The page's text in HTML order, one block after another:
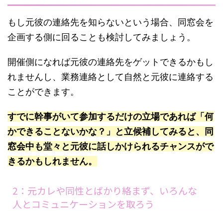
もし元彼の連絡先を知らないという場合、同窓会を
企画する側に回ることも検討してみましょう。
開催側になれば元彼の連絡先をゲットできるかもし
れませんし、業務連絡として自然と元彼に連絡する
ことができます。
すでに幹事がいて参加するだけの立場であれば「何
かできることないかな？」と立候補してみると、同
窓会中も堂々と元彼に話しかけられるチャンスがで
きるかもしれません。
2：元カレや同性とばかり絡まず、いろんな
人とコミュニケーションを取ろう